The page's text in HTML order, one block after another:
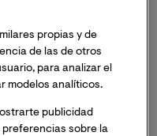
es el segmento
condición. Sin
de 65 años
propias y de
de las de otros
para analizar el
modelos analíticos.
publicidad
sobre la